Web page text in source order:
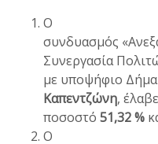
Ο
συνδυασμός
Συνεργασία
με υποψήφιο
Καπεντζώνη, έλαβε
ποσοστό 51,32 %
Ο